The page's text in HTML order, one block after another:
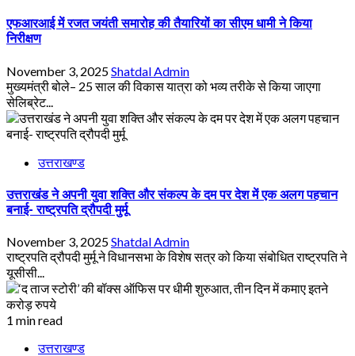
एफआरआई में रजत जयंती समारोह की तैयारियों का सीएम धामी ने किया
निरीक्षण
November 3, 2025Shatdal Admin
मुख्यमंत्री बोले– 25 साल की विकास यात्रा को भव्य तरीके से किया जाएगा
सेलिब्रेट...
उत्तराखण्ड
उत्तराखंड ने अपनी युवा शक्ति और संकल्प के दम पर देश में एक अलग पहचान
बनाई- राष्ट्रपति द्रौपदी मुर्मू
November 3, 2025Shatdal Admin
राष्ट्रपति द्रौपदी मुर्मू ने विधानसभा के विशेष सत्र को किया संबोधित राष्ट्रपति ने
यूसीसी...
1 min read
उत्तराखण्ड